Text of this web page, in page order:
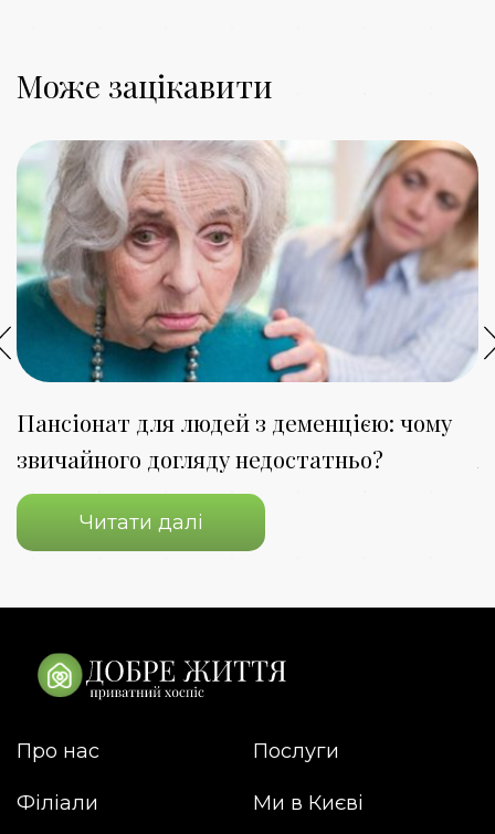
Може зацікавити
Пансіонат для людей з деменцією: чому
звичайного догляду недостатньо?
Читати далі
Про нас Послуги
Філіали Ми в Києві